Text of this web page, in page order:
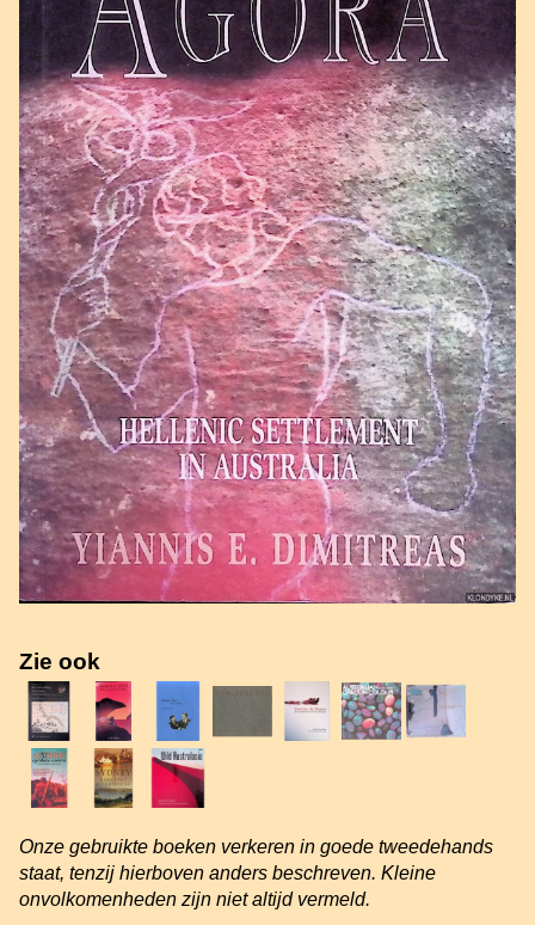
Zie ook
Onze gebruikte boeken verkeren in goede tweedehands
staat, tenzij hierboven anders beschreven. Kleine
onvolkomenheden zijn niet altijd vermeld.